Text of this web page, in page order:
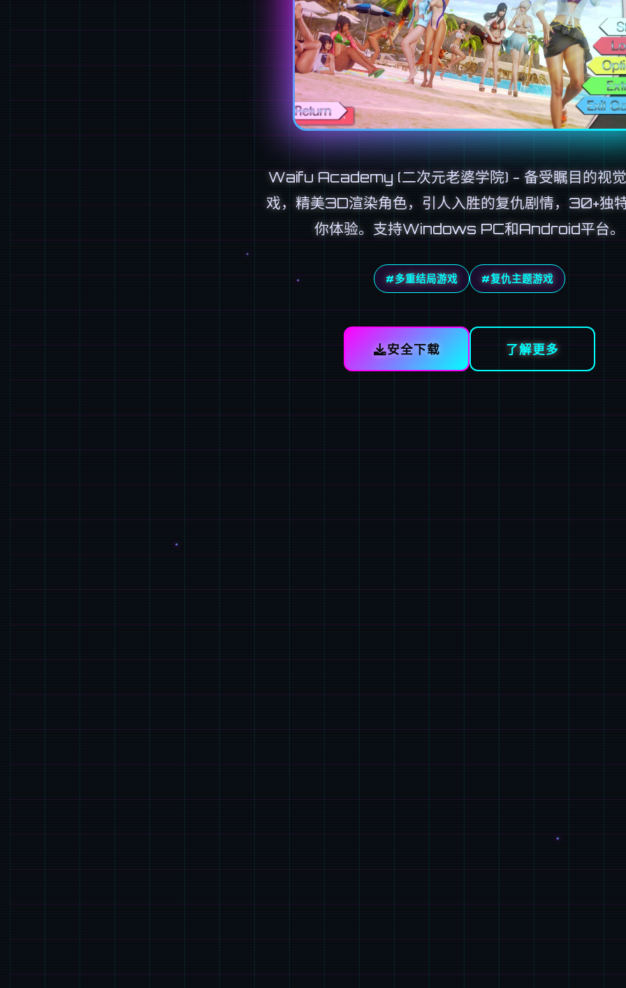
Waifu Academy (二次元老婆学院) - 备受瞩目的视
戏，精美3D渲染角色，引人入胜的复仇剧情，30+独
你体验。支持Windows PC和Android平台。
#多重结局游戏 #复仇主题游戏
安全下载 了解更多